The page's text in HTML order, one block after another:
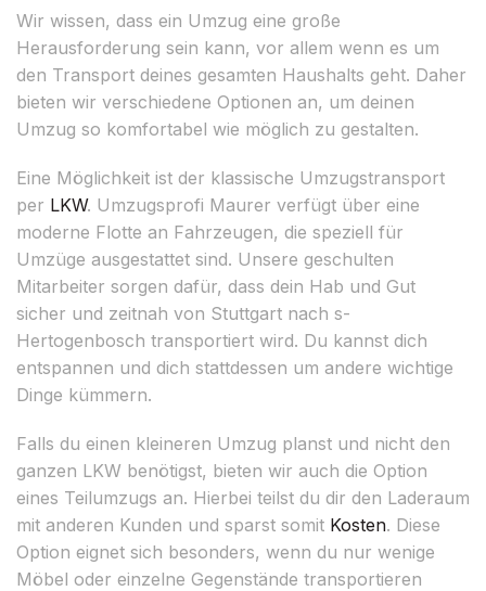
Wir wissen, dass ein Umzug eine große
Herausforderung sein kann, vor allem wenn es um
den Transport deines gesamten Haushalts geht. Daher
bieten wir verschiedene Optionen an, um deinen
Umzug so komfortabel wie möglich zu gestalten.
Eine Möglichkeit ist der klassische Umzugstransport
per LKW. Umzugsprofi Maurer verfügt über eine
moderne Flotte an Fahrzeugen, die speziell für
Umzüge ausgestattet sind. Unsere geschulten
Mitarbeiter sorgen dafür, dass dein Hab und Gut
sicher und zeitnah von Stuttgart nach s-
Hertogenbosch transportiert wird. Du kannst dich
entspannen und dich stattdessen um andere wichtige
Dinge kümmern.
Falls du einen kleineren Umzug planst und nicht den
ganzen LKW benötigst, bieten wir auch die Option
eines Teilumzugs an. Hierbei teilst du dir den Laderaum
mit anderen Kunden und sparst somit Kosten. Diese
Option eignet sich besonders, wenn du nur wenige
Möbel oder einzelne Gegenstände transportieren